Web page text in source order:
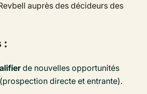
auprès des décideurs des
:
de nouvelles opportunités
directe et entrante).